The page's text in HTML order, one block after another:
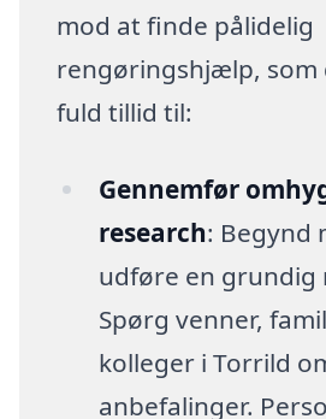
mod at finde pålidelig
rengøringshjælp, som
fuld tillid til:
Gennemfør
research: Begynd
udføre en grundig
Spørg venner,
kolleger i Torrild
anbefalinger.